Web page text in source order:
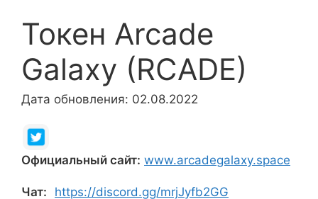
Токен Arcade
Galaxy (RCADE)
Дата обновления: 02.08.2022
Официальный сайт: www.arcadegalaxy.space
Чат:
https://discord.gg/mrjJyfb2GG